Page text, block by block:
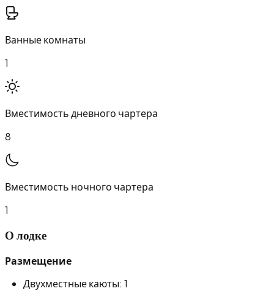
Ванные комнаты
1
Вместимость дневного чартера
8
Вместимость ночного чартера
1
О лодке
Размещение
Двухместные каюты: 1